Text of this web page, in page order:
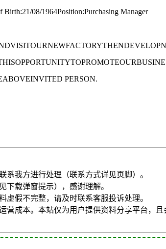
08/1964Position:Purchasing Manager
PERSON.
我方进行处理（联系方式详见页脚）。
载弹窗提示），感谢理解。
假不完整，请及时联系客服投诉处理。
成本。本站仅为用户提供资料分享平台，